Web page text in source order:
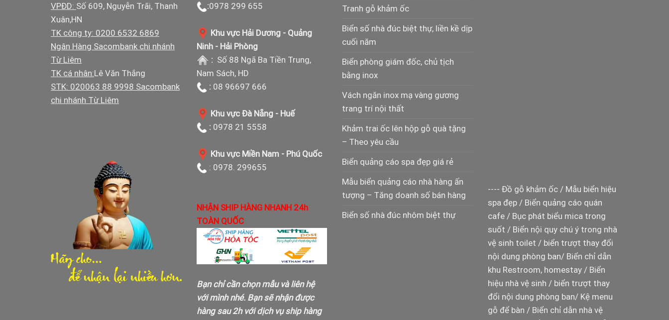
VPĐD: Số 609, Nguyễn Trãi, Thanh
Xuân,HN
TK công ty: 0200 6532 6869
Ngân Hàng Sacombank chi nhánh
Từ Liêm
TK cá nhân:Lê Văn Thắng
STK: 020063 88 9998 Sacombank
chi nhánh Từ Liêm
:0978 299 655
Khu vực Hải Dương - Quảng
Ninh - Hải Phòng
: Số 88 Ngã Ba Tiền Trung,
Nam Sách, HD
: 08 96697 666
Khu vực Đà Nẵng - Huế
: 0978 21 5558
Khu vực Miền Nam - Phú Quốc
: 0978. 299655
NHẬN SHIP HÀNG NHANH 24h
TOÀN QUỐC
Bạn chỉ cần chọn mẫu và liên hệ
với mình nhé. Bạn sẽ nhận được
hàng sau 2h với dịch vụ ship hàng
Tranh gỗ khảm ốc
Biển số nhà đúc biệt thự, liền kề dịp
cuối năm
Biển phòng giám đốc, chủ tịch
bằng inox
Vách ngăn inox mạ vàng gương
trang trí nội thất
Khảm trai ốc lên hộp gỗ quà tặng
– Theo yêu cầu
Biển quảng cáo spa đẹp giá rẻ
Mẫu biển quảng cáo nhà hàng ấn
tượng – Tăng doanh số bán hàng
Biển số nhà đúc nhôm biệt thự
---- Đồ gỗ khảm ốc/ Mẫu biển hiệu
spa đẹp/ Biển quảng cáo quán
cafe/ Bục phát biểu mica trong
suốt / Biển nội quy chú ý trong nhà
vệ sinh toilet / biển trượt thay đổi
nội dung phòng ban/ Biển chỉ dẫn
khu Restroom, homestay/ Biển
hiệu nhà vệ sinh / biển trượt thay
đổi nội dung phòng ban/ Kệ menu
gỗ để bàn / Biển chỉ dẫn nhà vệ